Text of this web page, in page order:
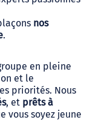
nos
.
en pleine
et le
priorités. Nous
, et prêts à
vous soyez jeune